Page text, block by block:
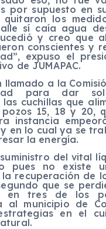
por supuesto en
quitaron los
sí caía agua
y creo que
conscientes y
expuso el
de JUMAPAC.
llamado a la
para dar
cuchillas que
15, 18 y 20,
instancia
en lo cual ya se
la energía.
del vital
pues no existe
recuperación de
que se
en tres de los
al municipio de
en el